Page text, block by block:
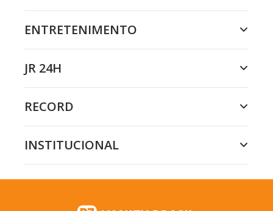
ENTRETENIMENTO
JR 24H
RECORD
INSTITUCIONAL